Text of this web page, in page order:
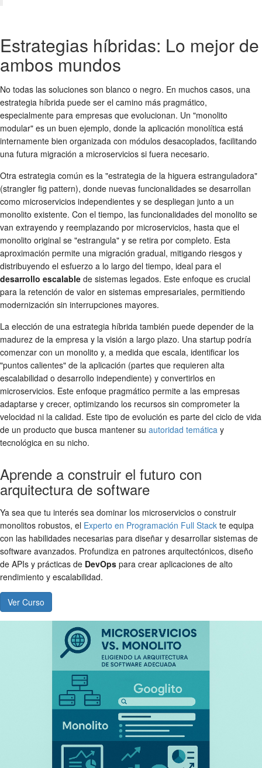
Estrategias híbridas: Lo mejor de
ambos mundos
No todas las soluciones son blanco o negro. En muchos casos, una
estrategia híbrida puede ser el camino más pragmático,
especialmente para empresas que evolucionan. Un "monolito
modular" es un buen ejemplo, donde la aplicación monolítica está
internamente bien organizada con módulos desacoplados, facilitando
una futura migración a microservicios si fuera necesario.
Otra estrategia común es la "estrategia de la higuera estranguladora"
(strangler fig pattern), donde nuevas funcionalidades se desarrollan
como microservicios independientes y se despliegan junto a un
monolito existente. Con el tiempo, las funcionalidades del monolito se
van extrayendo y reemplazando por microservicios, hasta que el
monolito original se "estrangula" y se retira por completo. Esta
aproximación permite una migración gradual, mitigando riesgos y
distribuyendo el esfuerzo a lo largo del tiempo, ideal para el
desarrollo escalable de sistemas legados. Este enfoque es crucial
para la retención de valor en sistemas empresariales, permitiendo
modernización sin interrupciones mayores.
La elección de una estrategia híbrida también puede depender de la
madurez de la empresa y la visión a largo plazo. Una startup podría
comenzar con un monolito y, a medida que escala, identificar los
"puntos calientes" de la aplicación (partes que requieren alta
escalabilidad o desarrollo independiente) y convertirlos en
microservicios. Este enfoque pragmático permite a las empresas
adaptarse y crecer, optimizando los recursos sin comprometer la
velocidad ni la calidad. Este tipo de evolución es parte del ciclo de vida
de un producto que busca mantener su autoridad temática y
tecnológica en su nicho.
Aprende a construir el futuro con
arquitectura de software
Ya sea que tu interés sea dominar los microservicios o construir
monolitos robustos, el Experto en Programación Full Stack te equipa
con las habilidades necesarias para diseñar y desarrollar sistemas de
software avanzados. Profundiza en patrones arquitectónicos, diseño
de APIs y prácticas de DevOps para crear aplicaciones de alto
rendimiento y escalabilidad.
Ver Curso